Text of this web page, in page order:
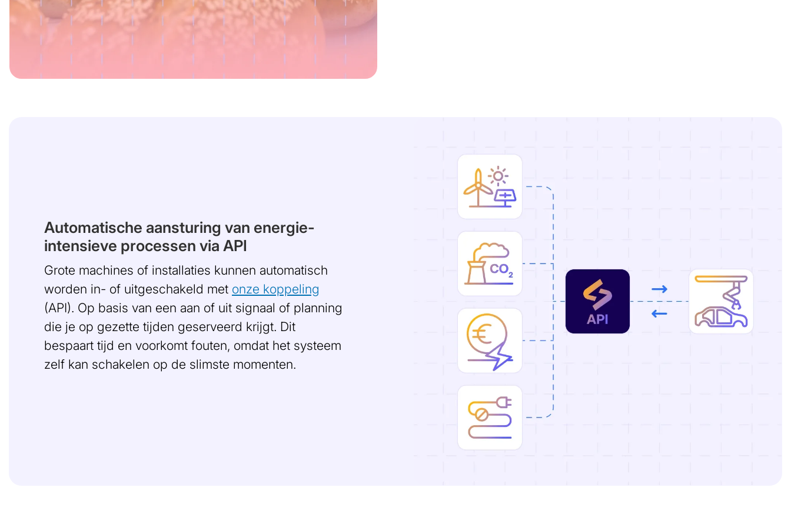
Automatische aansturing van energie-
intensieve processen via API
Grote machines of installaties kunnen automatisch
worden in- of uitgeschakeld met onze koppeling
(API). Op basis van een aan of uit signaal of planning
die je op gezette tijden geserveerd krijgt. Dit
bespaart tijd en voorkomt fouten, omdat het systeem
zelf kan schakelen op de slimste momenten.